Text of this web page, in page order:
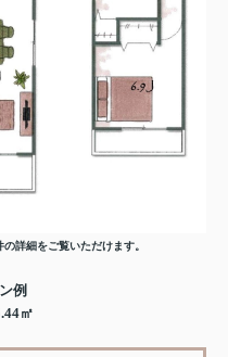
詳細をご覧いただけます。
例
㎡